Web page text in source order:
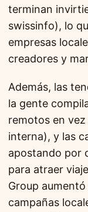
terminan
swissinfo), lo
empresas
creadores y
Además, las
la gente
remotos en
interna), y las
apostando por
para atraer
Group
campañas